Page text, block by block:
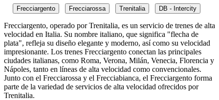
Frecciargento Frecciarossa Trenitalia DB - Intercity
Frecciargento, operado por Trenitalia, es un servicio de trenes de alta
velocidad en Italia. Su nombre italiano, que significa "flecha de
plata", refleja su diseño elegante y moderno, así como su velocidad
impresionante. Los trenes Frecciargento conectan las principales
ciudades italianas, como Roma, Verona, Milán, Venecia, Florencia y
Nápoles, tanto en líneas de alta velocidad como convencionales.
Junto con el Frecciarossa y el Frecciabianca, el Frecciargento forma
parte de la variedad de servicios de alta velocidad ofrecidos por
Trenitalia.